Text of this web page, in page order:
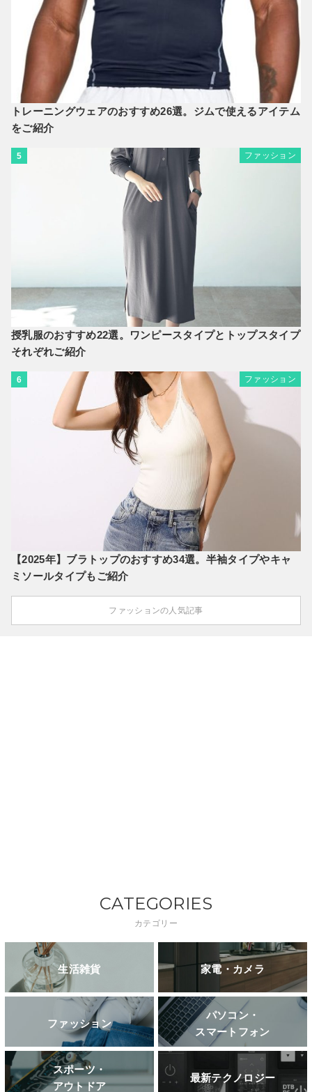
トレーニングウェアのおすすめ26選。ジムで使えるアイテム
をご紹介
5 ファッション
授乳服のおすすめ22選。ワンピースタイプとトップスタイプ
それぞれご紹介
6 ファッション
【2025年】ブラトップのおすすめ34選。半袖タイプやキャ
ミソールタイプもご紹介
ファッションの人気記事
CATEGORIES
カテゴリー
生活雑貨 家電・カメラ
ファッション
パソコン・
スマートフォン
スポーツ・
アウトドア
最新テクノロジー